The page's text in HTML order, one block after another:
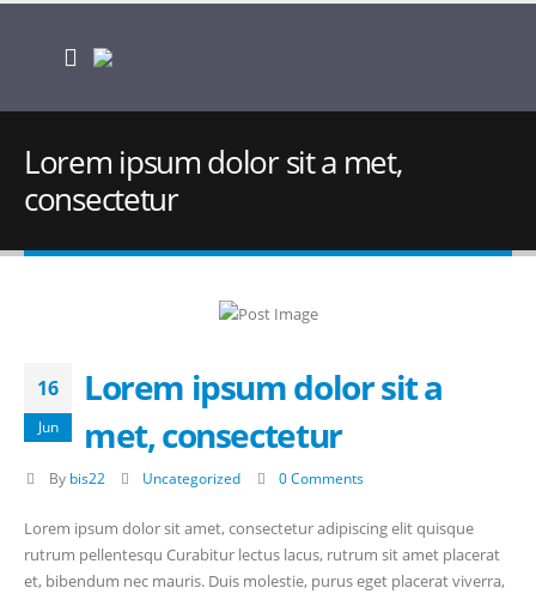
Lorem ipsum dolor sit a met,
consectetur
16
Jun
Lorem ipsum dolor sit a
met, consectetur
By bis22 Uncategorized 0 Comments
Lorem ipsum dolor sit amet, consectetur adipiscing elit quisque
rutrum pellentesqu Curabitur lectus lacus, rutrum sit amet placerat
et, bibendum nec mauris. Duis molestie, purus eget placerat viverra,